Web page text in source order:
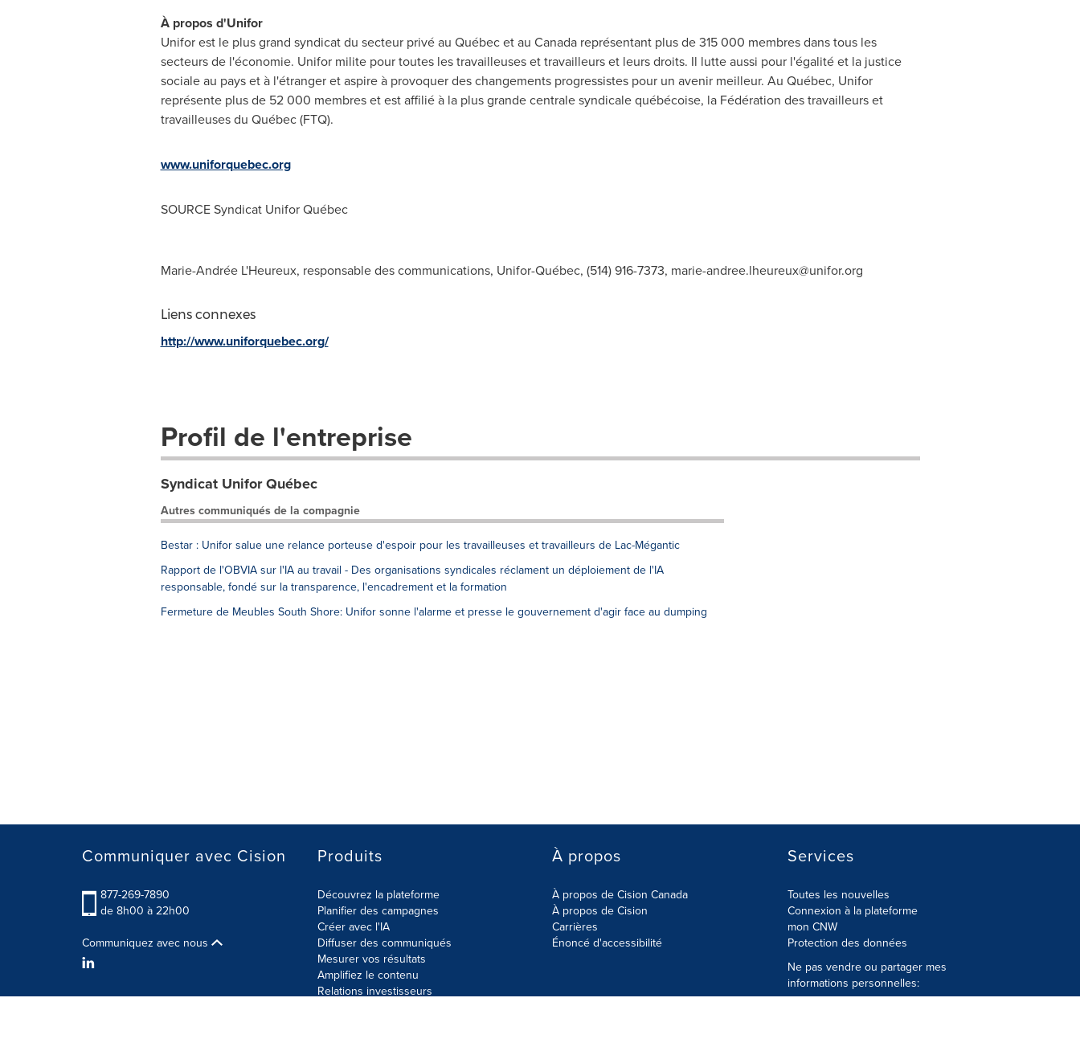
À propos d'Unifor
Unifor est le plus grand syndicat du secteur privé au Québec et au Canadareprésentant plus de 315 000 membres dans tous les
secteurs de l'économie. Unifor milite pour toutes les travailleuses et travailleurs et leurs droits. Il lutte aussi pour l'égalité et la justice
sociale au pays et à l'étranger et aspire à provoquer des changements progressistes pour un avenir meilleur. Au Québec, Unifor
représente plus de 52 000 membres et est affilié à la plus grande centrale syndicale québécoise, la Fédération des travailleurs et
travailleuses du Québec (FTQ).
www.uniforquebec.org
SOURCE Syndicat Unifor Québec
Marie-Andrée L'Heureux, responsable des communications, Unifor-Québec, (514) 916-7373, marie-andree.lheureux@unifor.org
Liens connexes
http://www.uniforquebec.org/
Profil de l'entreprise
Syndicat Unifor Québec
Autres communiqués de la compagnie
Bestar : Unifor salue une relance porteuse d'espoir pour les travailleuses et travailleurs de Lac-Mégantic
Rapport de l'OBVIA sur l'IA au travail - Des organisations syndicales réclament un déploiement de l'IA
responsable, fondé sur la transparence, l'encadrement et la formation
Fermeture de Meubles South Shore: Unifor sonne l'alarme et presse le gouvernement d'agir face au dumping
Communiquer avec Cision
877-269-7890
de 8h00 à 22h00
Communiquez avec nous
Produits
Découvrez la plateforme
Planifier des campagnes
Créer avec l'IA
Diffuser des communiqués
Mesurer vos résultats
Amplifiez le contenu
Relations investisseurs
À propos
À propos de Cision Canada
À propos de Cision
Carrières
Énoncé d'accessibilité
Services
Toutes les nouvelles
Connexion à la plateforme
mon CNW
Protection des données
Ne pas vendre ou partager mes
informations personnelles: